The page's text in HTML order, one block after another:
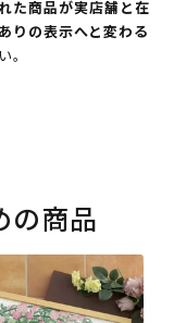
た商品が実店舗と在
りの表示へと変わる
。
の商品